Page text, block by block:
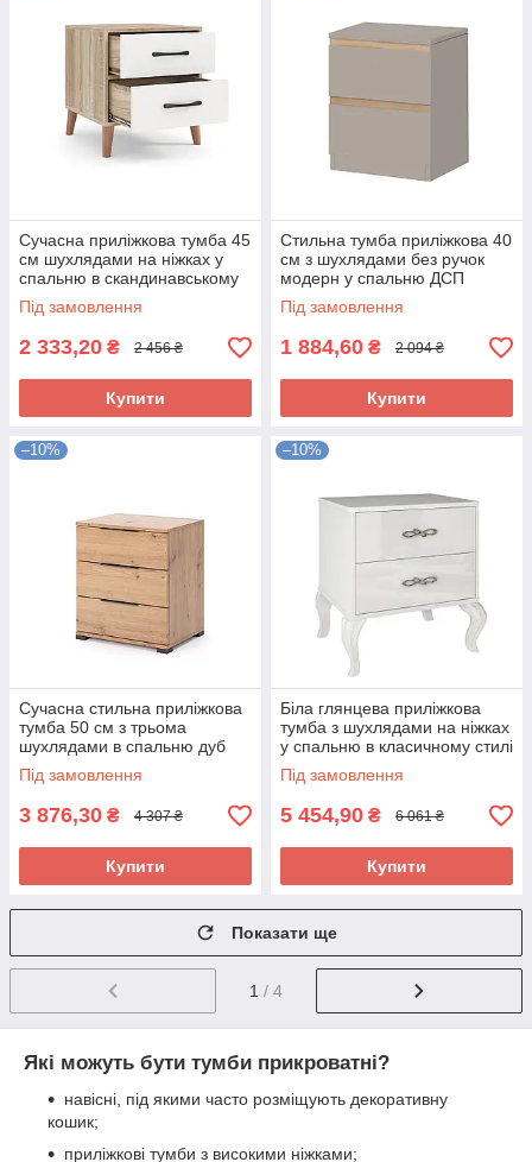
Сучасна приліжкова тумба 45
см шухлядами на ніжках у
спальню в скандинавському
стилі Фокс Київський
Стандарт
Під замовлення
2 333,20 ₴ 2 456 ₴
Купити
Стильна тумба приліжкова 40
см з шухлядами без ручок
модерн у спальню ДСП
Фріда Світ Меблів тоффі/дуб
сонома
Під замовлення
1 884,60 ₴ 2 094 ₴
Купити
–10%
Сучасна стильна приліжкова
тумба 50 см з трьома
шухлядами в спальню дуб
артизан ДСП Тедді Миро-
Марк
Під замовлення
3 876,30 ₴ 4 307 ₴
Купити
–10%
Біла глянцева приліжкова
тумба з шухлядами на ніжках
у спальню в класичному стилі
55 см Імперія Миро-Марк
Під замовлення
5 454,90 ₴ 6 061 ₴
Купити
Показати ще
1 / 4
Які можуть бути тумби прикроватні?
навісні, під якими часто розміщують декоративну
кошик;
приліжкові тумби з високими ніжками;